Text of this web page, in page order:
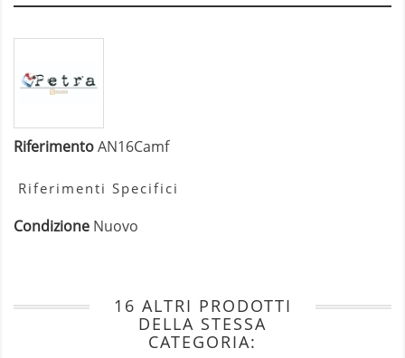
RiferimentoAN16Camf
Riferimenti Specifici
Condizione Nuovo
16 ALTRI PRODOTTI
DELLA STESSA
CATEGORIA: